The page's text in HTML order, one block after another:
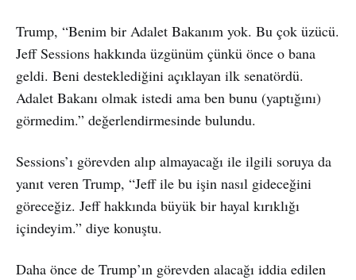
Trump, “Benim bir Adalet Bakanım yok. Bu çok üzücü.
Jeff Sessions hakkında üzgünüm çünkü önce o bana
geldi. Beni desteklediğini açıklayan ilk senatördü.
Adalet Bakanı olmak istedi ama ben bunu (yaptığını)
görmedim.” değerlendirmesinde bulundu.
Sessions’ı görevden alıp almayacağı ile ilgili soruya da
yanıt veren Trump, “Jeff ile bu işin nasıl gideceğini
göreceğiz. Jeff hakkında büyük bir hayal kırıklığı
içindeyim.” diye konuştu.
Daha önce de Trump’ın görevden alacağı iddia edilen